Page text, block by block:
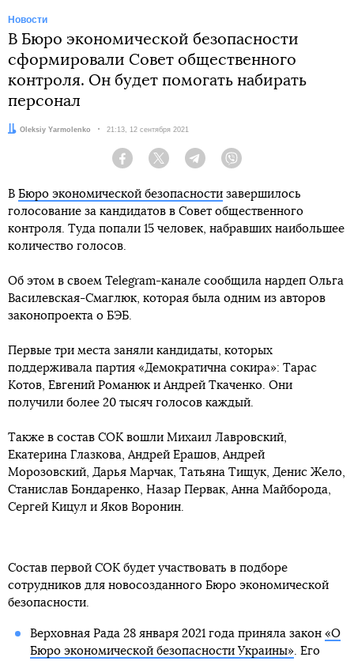
Новости
В Бюро экономической безопасности
сформировали Совет общественного
контроля. Он будет помогать набирать
персонал
Автор:
Oleksiy Yarmolenko Дата:
21:13, 12 сентября 2021
Facebook Twitter Telegram
В Бюро экономической безопасности завершилось
голосование за кандидатов в Совет общественного
контроля. Туда попали 15 человек, набравших наибольшее
количество голосов.
Об этом в своем Telegram-канале сообщила нардеп Ольга
Василевская-Смаглюк, которая была одним из авторов
законопроекта о БЭБ.
Первые три места заняли кандидаты, которых
поддерживала партия «Демократична сокира»: Тарас
Котов, Евгений Романюк и Андрей Ткаченко. Они
получили более 20 тысяч голосов каждый.
Также в состав СОК вошли Михаил Лавровский,
Екатерина Глазкова, Андрей Ерашов, Андрей
Морозовский, Дарья Марчак, Татьяна Тищук, Денис Жело,
Станислав Бондаренко, Назар Первак, Анна Майборода,
Сергей Кицул и Яков Воронин.
Состав первой СОК будет участвовать в подборе
сотрудников для новосозданного Бюро экономической
безопасности.
Верховная Рада 28 января 2021 года приняла закон «О
Бюро экономической безопасности Украины». Его